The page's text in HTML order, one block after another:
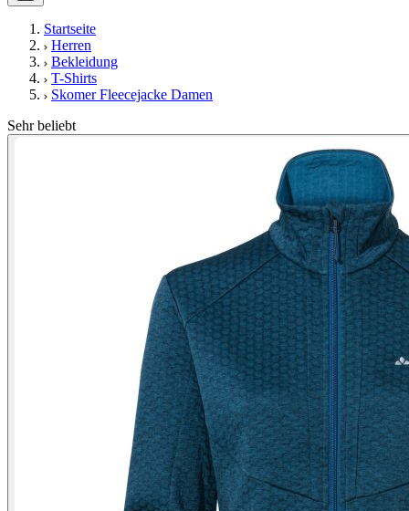
Startseite
Herren
Bekleidung
T-Shirts
Skomer Fleecejacke Damen
Sehr beliebt